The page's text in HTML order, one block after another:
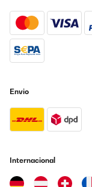
Envio
Internacional